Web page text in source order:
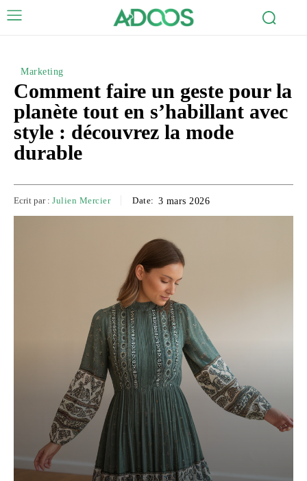
Marketing
Comment faire un geste pour la
planète tout en s’habillant avec
style : découvrez la mode
durable
Ecrit par : Julien Mercier Date: 3 mars 2026